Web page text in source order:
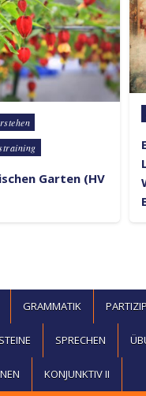
Garten (HV
GRAMMATIK
SPRECHEN
KONJUNKTIV II